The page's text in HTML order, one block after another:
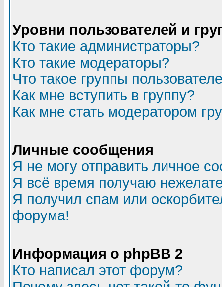
Уровни пользователей и
Кто такие администраторы?
Кто такие модераторы?
Что такое группы
Как мне вступить в группу?
Как мне стать модератором
Личные сообщения
Я не могу отправить личное
Я всё время получаю
Я получил спам или
форума!
Информация о phpBB 2
Кто написал этот форум?